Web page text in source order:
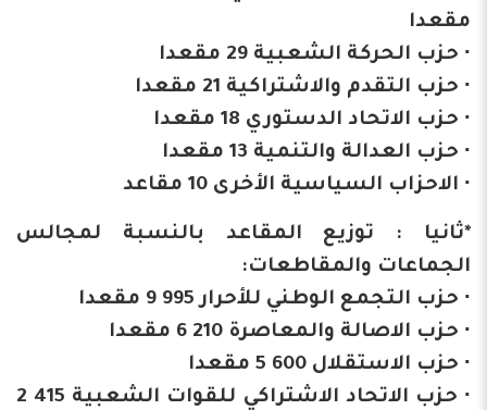
مقعدا
∙ حزب الحركة الشعبية 29 مقعدا
∙ حزب التقدم والاشتراكية 21 مقعدا
∙ حزب الاتحاد الدستوري 18 مقعدا
∙ حزب العدالة والتنمية 13 مقعدا
∙ الاحزاب السياسية الأخرى 10 مقاعد
*ثانيا : توزيع المقاعد بالنسبة لمجالس
الجماعات والمقاطعات:
∙ حزب التجمع الوطني للأحرار 995 9 مقعدا
∙ حزب الاصالة والمعاصرة 210 6 مقعدا
∙ حزب الاستقلال 600 5 مقعدا
∙ حزب الاتحاد الاشتراكي للقوات الشعبية 415 2